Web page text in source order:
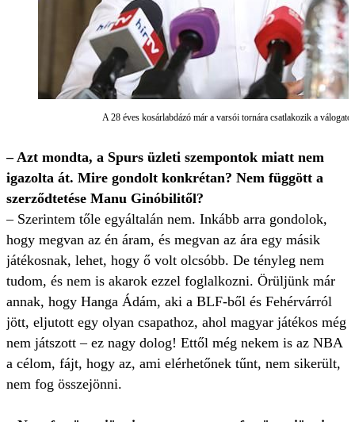
A 28 éves kosárlabdázó már a varsói tornára csatlakozik a
– Azt mondta, a Spurs üzleti szempontok miatt nem
igazolta át. Mire gondolt konkrétan? Nem függött a
szerződtetése Manu Ginóbilitől?
– Szerintem tőle egyáltalán nem. Inkább arra gondolok,
hogy megvan az én áram, és megvan az ára egy másik
játékosnak, lehet, hogy ő volt olcsóbb. De tényleg nem
tudom, és nem is akarok ezzel foglalkozni. Örüljünk már
annak, hogy Hanga Ádám, aki a BLF-ből és Fehérvárról
jött, eljutott egy olyan csapathoz, ahol magyar játékos még
nem játszott – ez nagy dolog! Ettől még nekem is az NBA
a célom, fájt, hogy az, ami elérhetőnek tűnt, nem sikerült,
nem fog összejönni.